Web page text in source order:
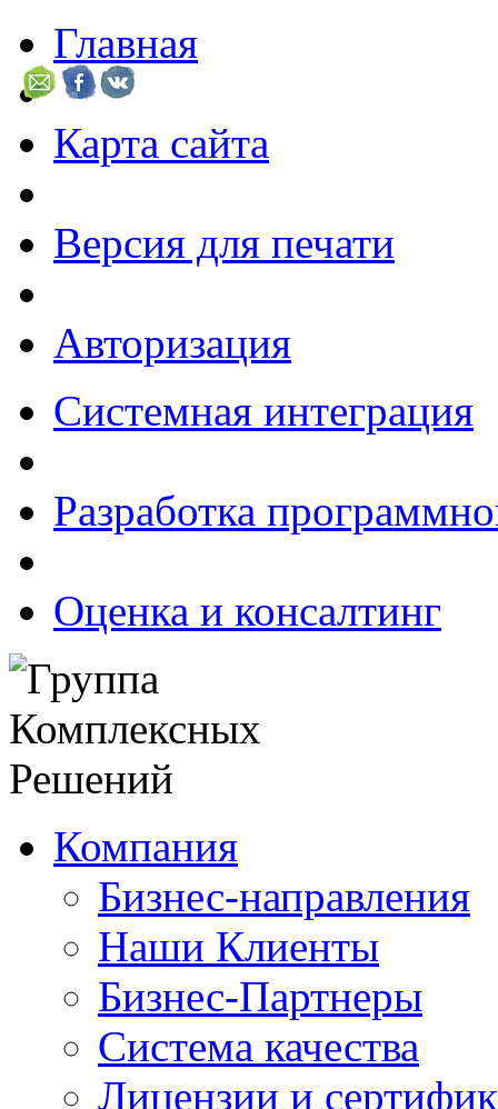
Главная
Карта сайта
Версия для печати
Авторизация
Системная интеграция
Разработка
Оценка и консалтинг
Компания
Бизнес-направления
Наши Клиенты
Бизнес-Партнеры
Система качества
Лицензии и